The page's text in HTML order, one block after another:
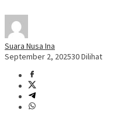
Suara Nusa Ina
September 2, 202530 Dilihat